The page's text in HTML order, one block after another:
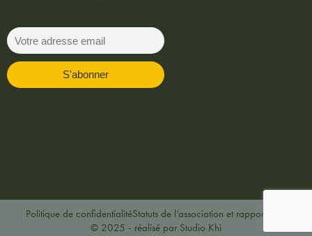
Politique de confidentialitéStatuts de l’association et rapports AG
© 2025 - réalisé par Studio Khi